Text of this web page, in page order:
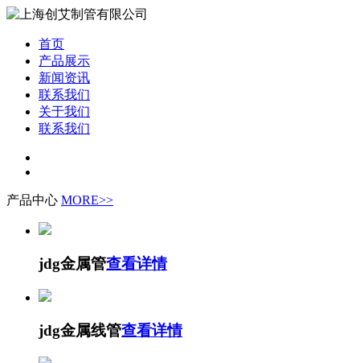
首页
产品展示
新闻资讯
联系我们
关于我们
联系我们
产品中心 MORE>>
jdg金属管查看详情
jdg金属线管查看详情